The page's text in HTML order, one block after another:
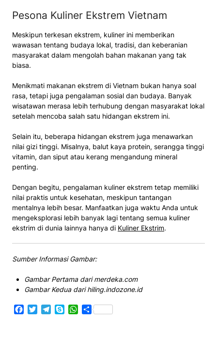
Pesona Kuliner Ekstrem Vietnam
Meskipun terkesan ekstrem, kuliner ini memberikan
wawasan tentang budaya lokal, tradisi, dan keberanian
masyarakat dalam mengolah bahan makanan yang tak
biasa.
Menikmati makanan ekstrem di Vietnam bukan hanya soal
rasa, tetapi juga pengalaman sosial dan budaya. Banyak
wisatawan merasa lebih terhubung dengan masyarakat lokal
setelah mencoba salah satu hidangan ekstrem ini.
Selain itu, beberapa hidangan ekstrem juga menawarkan
nilai gizi tinggi. Misalnya, balut kaya protein, serangga tinggi
vitamin, dan siput atau kerang mengandung mineral
penting.
Dengan begitu, pengalaman kuliner ekstrem tetap memiliki
nilai praktis untuk kesehatan, meskipun tantangan
mentalnya lebih besar. Manfaatkan juga waktu Anda untuk
mengeksplorasi lebih banyak lagi tentang semua kuliner
ekstrim di dunia lainnya hanya di Kuliner Ekstrim.
Sumber Informasi Gambar:
Gambar Pertama dari merdeka.com
Gambar Kedua dari hiling.indozone.id
Facebook
TwitterTelegram
SkypeWhatsApp
Share